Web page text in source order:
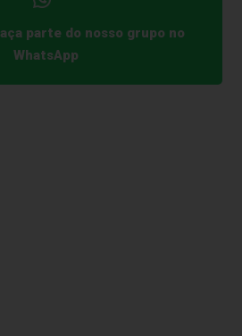
parte do nosso grupo no
WhatsApp